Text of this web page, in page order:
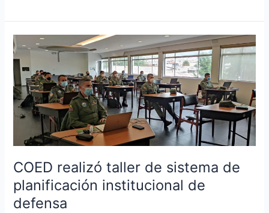
COED realizó taller de sistema de
planificación institucional de
defensa
COED
realizó
taller
de
sistema
de
planificación
institucional
defensa